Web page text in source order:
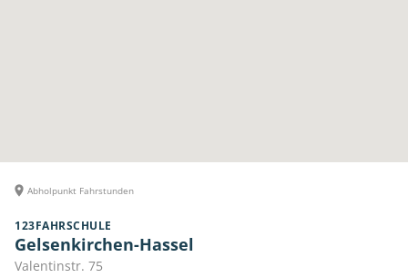
Abholpunkt Fahrstunden
123FAHRSCHULE
Gelsenkirchen-Hassel
Valentinstr. 75